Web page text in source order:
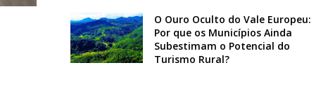
O Ouro Oculto do Vale Europeu:
Por que os Municípios Ainda
Subestimam o Potencial do
Turismo Rural?